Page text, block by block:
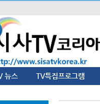
뉴스 TV특집프로그램